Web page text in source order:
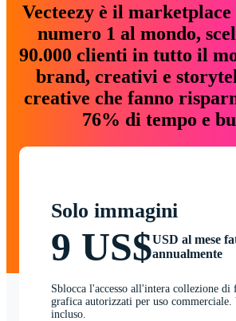
Vecteezy è il
numero 1 al mondo,
90.000 clienti in tutto il
brand, creativi e
creative che fanno
76% di tempo e
Solo immagini
9 US$USD al mese
annualmente
Sblocca l'accesso all'intera collezione
grafica autorizzati per uso commerciale.
incluso.